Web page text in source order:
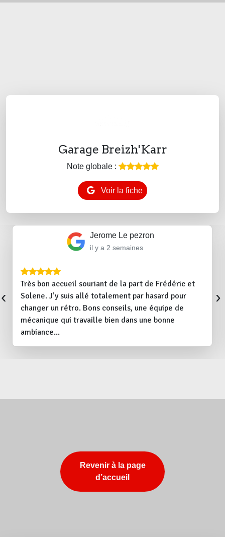
Garage Breizh'Karr
Note globale :
Voir la fiche
Jerome Le pezron
il y a 2 semaines
Très bon accueil souriant de la part de Frédéric et
Solene. J’y suis allé totalement par hasard pour
changer un rétro. Bons conseils, une équipe de
mécanique qui travaille bien dans une bonne
ambiance...
‹ ›
Revenir à la page
d’accueil